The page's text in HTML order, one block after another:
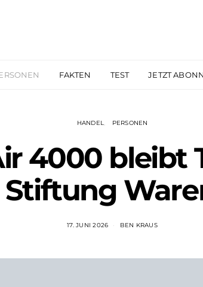
FAKTEN TEST JETZT
HANDEL PERSONEN
4000 bleibt
Stiftung
17. JUNI 2026 BEN KRAUS